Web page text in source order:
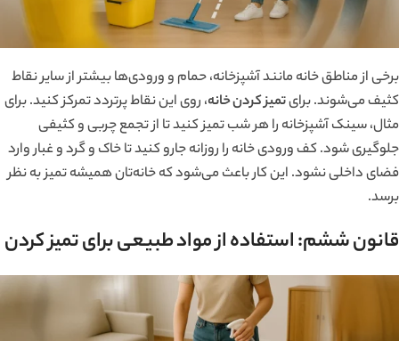
برخی از مناطق خانه مانند آشپزخانه، حمام و ورودی‌ها بیشتر از سایر نقاط
کثیف می‌شوند. برایتمیز کردن خانه، روی این نقاط پرتردد تمرکز کنید. برای
مثال، سینک آشپزخانه را هر شب تمیز کنید تا از تجمع چربی و کثیفی
جلوگیری شود. کف ورودی خانه را روزانه جارو کنید تا خاک و گرد و غبار وارد
فضای داخلی نشود. این کار باعث می‌شود که خانه‌تان همیشه تمیز به نظر
برسد.
قانون ششم: استفاده از مواد طبیعی برای تمیز کردن